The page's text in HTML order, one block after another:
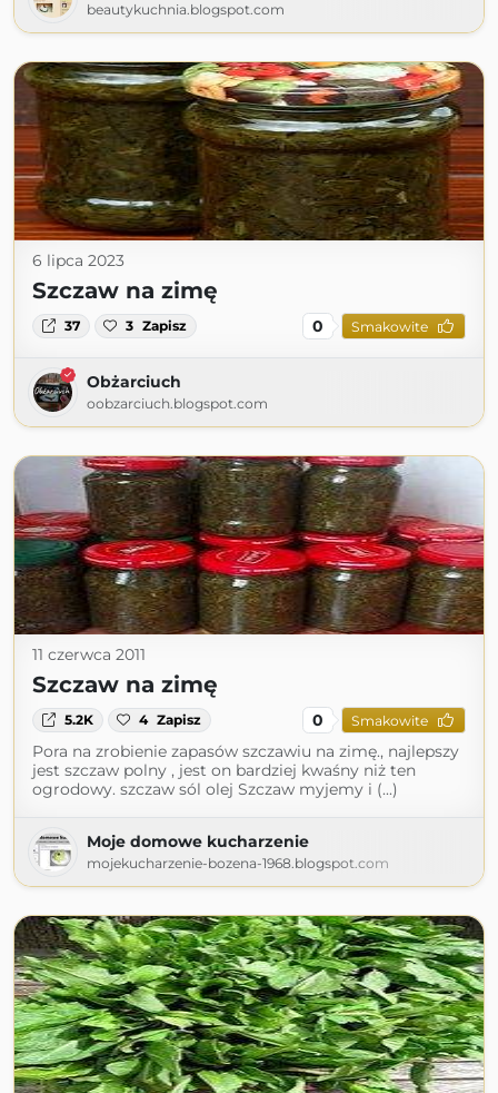
beautykuchnia.blogspot.com
6 lipca 2023
Szczaw na zimę
37 3 Zapisz 0 Smakowite
Obżarciuch
oobzarciuch.blogspot.com
11 czerwca 2011
Szczaw na zimę
5.2K 4 Zapisz 0 Smakowite
Pora na zrobienie zapasów szczawiu na zimę., najlepszy
jest szczaw polny , jest on bardziej kwaśny niż ten
ogrodowy. szczaw sól olej Szczaw myjemy i (...)
Moje domowe kucharzenie
mojekucharzenie-bozena-1968.blogspot.com